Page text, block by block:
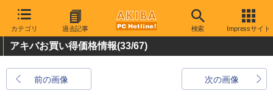
カテゴリ 過去記事 検索 Impressサイト
アキバお買い得価格情報(33/67)
前の画像 次の画像